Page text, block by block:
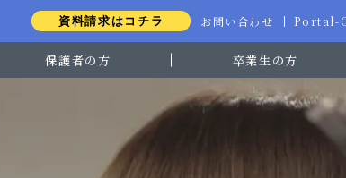
資料請求はコチラ お問い合わせ Portal-
保護者の方 卒業生の方